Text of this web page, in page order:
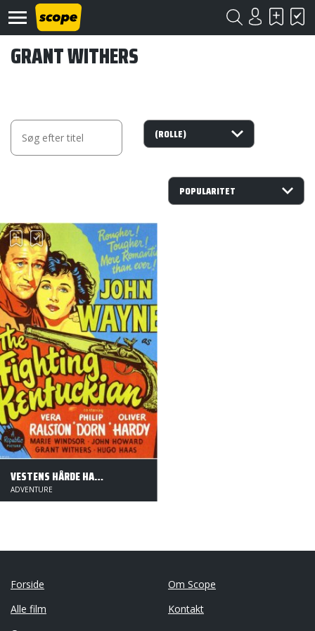
Om
©
Scope
2020
GRANT WITHERS
VESTENS HÅRDE HALSE
ADVENTURE
Forside
Alle film
Om Scope
Kontakt